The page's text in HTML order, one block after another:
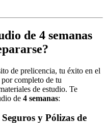
de 4 semanas
de prelicencia, tu éxito en el
completo de tu
de estudio. Te
de 4 semanas:
y Pólizas de